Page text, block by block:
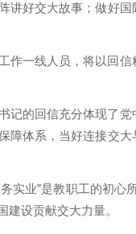
讲好交大故事；做好
作一线人员，将以回
记的回信充分体现了
障体系，当好连接交
实业”是教职工的初
建设贡献交大力量。